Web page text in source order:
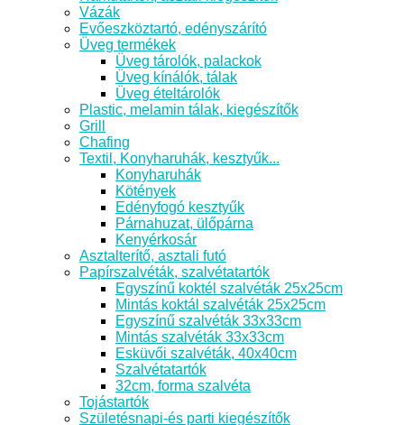
Vázák
Evőeszköztartó, edényszárító
Üveg termékek
Üveg tárolók, palackok
Üveg kínálók, tálak
Üveg ételtárolók
Plastic, melamin tálak, kiegészítők
Grill
Chafing
Textil, Konyharuhák, kesztyűk...
Konyharuhák
Kötények
Edényfogó kesztyűk
Párnahuzat, ülőpárna
Kenyérkosár
Asztalterítő, asztali futó
Papírszalvéták, szalvétatartók
Egyszínű koktél szalvéták 25x25cm
Mintás koktál szalvéták 25x25cm
Egyszínű szalvéták 33x33cm
Mintás szalvéták 33x33cm
Esküvői szalvéták, 40x40cm
Szalvétatartók
32cm, forma szalvéta
Tojástartók
Születésnapi-és parti kiegészítők